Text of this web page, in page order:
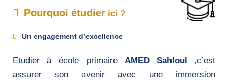
Pourquoi étudier ici ?
Un engagement d’excellence
Etudier à école primaire AMED Sahloul ,c’est
assurer son avenir avec une immersion